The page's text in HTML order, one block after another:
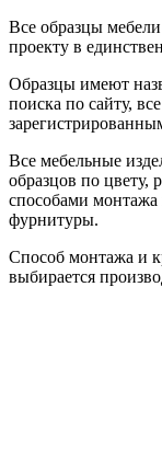
Все образцы
проекту в
Образцы имеют
поиска по сайту,
Все мебельные
образцов по цвету,
способами
фурнитуры.
Способ монтажа и
выбирается